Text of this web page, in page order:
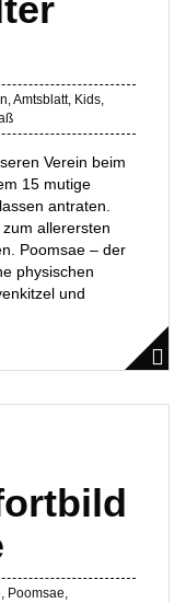
,Amtsblatt, Kids,
Verein beim
15 mutige
antraten.
allerersten
Poomsae – der
physischen
und
, Poomsae,